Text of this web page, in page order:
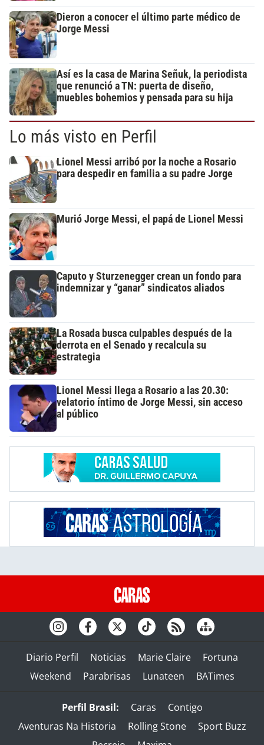
Dieron a conocer el último parte médico de
Jorge Messi
Así es la casa de Marina Señuk, la periodista
que renunció a TN: puerta de diseño,
muebles bohemios y pensada para su hija
Lo más visto en Perfil
Lionel Messi arribó por la noche a Rosario
para despedir en familia a su padre Jorge
Murió Jorge Messi, el papá de Lionel Messi
Caputo y Sturzenegger crean un fondo para
indemnizar y “ganar” sindicatos aliados
La Rosada busca culpables después de la
derrota en el Senado y recalcula su
estrategia
Lionel Messi llega a Rosario a las 20.30:
velatorio íntimo de Jorge Messi, sin acceso
al público
Diario Perfil Noticias Marie Claire
Fortuna
Weekend
Parabrisas Lunateen BATimes
Perfil Brasil: Caras
Contigo
Aventuras Na Historia
Rolling Stone
Sport Buzz